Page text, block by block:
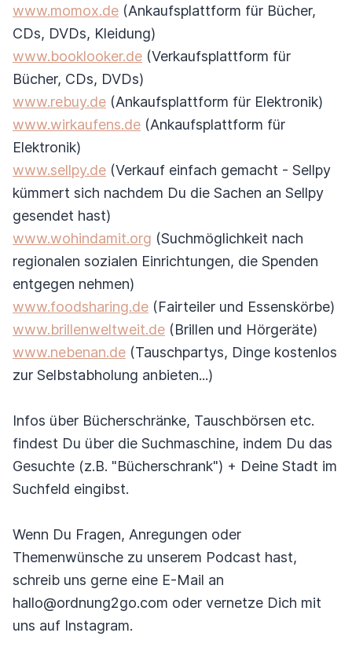
www.momox.de (Ankaufsplattform für Bücher,
CDs, DVDs, Kleidung)
www.booklooker.de (Verkaufsplattform für
Bücher, CDs, DVDs)
www.rebuy.de (Ankaufsplattform für Elektronik)
www.wirkaufens.de (Ankaufsplattform für
Elektronik)
www.sellpy.de (Verkauf einfach gemacht - Sellpy
kümmert sich nachdem Du die Sachen an Sellpy
gesendet hast)
www.wohindamit.org (Suchmöglichkeit nach
regionalen sozialen Einrichtungen, die Spenden
entgegen nehmen)
www.foodsharing.de (Fairteiler und Essenskörbe)
www.brillenweltweit.de (Brillen und Hörgeräte)
www.nebenan.de (Tauschpartys, Dinge kostenlos
zur Selbstabholung anbieten...)
Infos über Bücherschränke, Tauschbörsen etc.
findest Du über die Suchmaschine, indem Du das
Gesuchte (z.B. "Bücherschrank") + Deine Stadt im
Suchfeld eingibst.
Wenn Du Fragen, Anregungen oder
Themenwünsche zu unserem Podcast hast,
schreib uns gerne eine E-Mail an
hallo@ordnung2go.com oder vernetze Dich mit
uns auf Instagram.